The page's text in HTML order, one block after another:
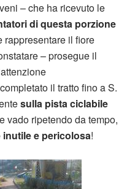
– che ha ricevuto le
di questa porzione
rappresentare il fiore
– prosegue il
il tratto fino a S.
sulla pista ciclabile
vado ripetendo da tempo,
e pericolosa!